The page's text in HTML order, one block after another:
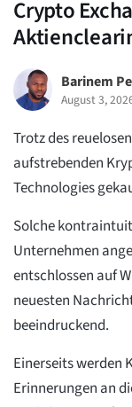
Crypto
Barinem
August 3,
Trotz des
aufstrebenden
Technologies
Solche
Unternehmen
entschlossen auf
neuesten
beeindruckend.
Einerseits werden
Erinnerungen an